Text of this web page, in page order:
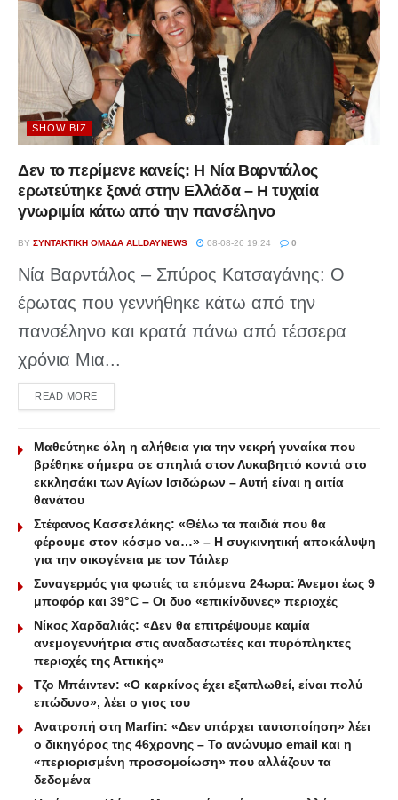
SHOW BIZ
Δεν το περίμενε κανείς: Η Νία Βαρντάλος
ερωτεύτηκε ξανά στην Ελλάδα – Η τυχαία
γνωριμία κάτω από την πανσέληνο
BY ΣΥΝΤΑΚΤΙΚΉ ΟΜΆΔΑ ALLDAYNEWS 08-08-26 19:24 0
Νία Βαρντάλος – Σπύρος Κατσαγάνης: Ο
έρωτας που γεννήθηκε κάτω από την
πανσέληνο και κρατά πάνω από τέσσερα
χρόνια Μια...
READ MOREDETAILS
Μαθεύτηκε όλη η αλήθεια για την νεκρή γυναίκα που
βρέθηκε σήμερα σε σπηλιά στον Λυκαβηττό κοντά στο
εκκλησάκι των Αγίων Ισιδώρων – Αυτή είναι η αιτία
θανάτου
Στέφανος Κασσελάκης: «Θέλω τα παιδιά που θα
φέρουμε στον κόσμο να…» – Η συγκινητική αποκάλυψη
για την οικογένεια με τον Τάιλερ
Συναγερμός για φωτιές τα επόμενα 24ωρα: Άνεμοι έως 9
μποφόρ και 39°C – Οι δυο «επικίνδυνες» περιοχές
Νίκος Χαρδαλιάς: «Δεν θα επιτρέψουμε καμία
ανεμογεννήτρια στις αναδασωτέες και πυρόπληκτες
περιοχές της Αττικής»
Τζο Μπάιντεν: «Ο καρκίνος έχει εξαπλωθεί, είναι πολύ
επώδυνο», λέει ο γιος του
Ανατροπή στη Marfin: «Δεν υπάρχει ταυτοποίηση» λέει
ο δικηγόρος της 46χρονης – Το ανώνυμο email και η
«περιορισμένη προσομοίωση» που αλλάζουν τα
δεδομένα